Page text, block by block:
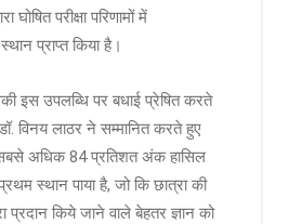
घोषित परीक्षा परिणामों में
प्राप्त किया है।
इस उपलब्धि पर बधाई प्रेषित करते
विनय लाठर ने सम्मानित करते हुए
सबसे अधिक 84 प्रतिशत अंक हासिल
स्थान पाया है, जो कि छात्रा की
प्रदान किये जाने वाले बेहतर ज्ञान को